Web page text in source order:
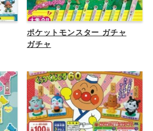
ポケットモンスター ガチャ
ガチャ